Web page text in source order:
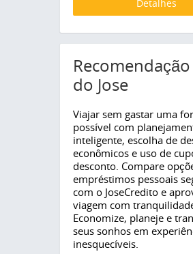
Detalhes
Recomendação
do Jose
Viajar sem gastar uma
possível com
inteligente, escolha de
econômicos e uso de
desconto. Compare
empréstimos pessoais
com o JoseCredito e
viagem com
Economize, planeje e
seus sonhos em
inesquecíveis.